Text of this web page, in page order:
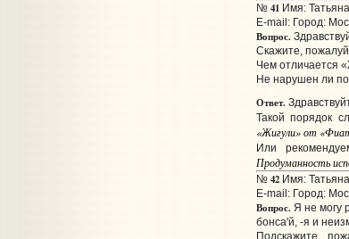
№ 41Имя:
E-mail: Город:
Вопрос.
Скажите,
Чем отличается
Не нарушен ли
Ответ.
Такой порядок
«Жигули» от
Или
Продуманность
№ 42Имя:
E-mail: Город:
Вопрос.Я не могу
бонса'й, -я и
Подскажите,